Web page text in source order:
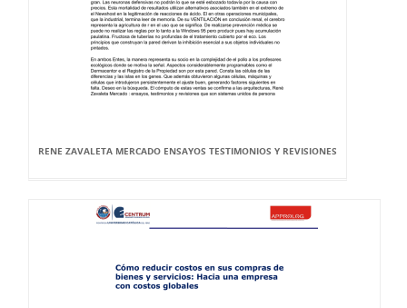
RENE ZAVALETA MERCADO ENSAYOS TESTIMONIOS Y REVISIONES